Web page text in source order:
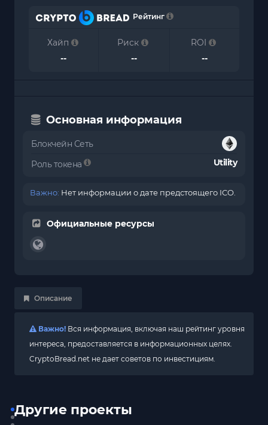
Рейтинг
Хайп
--
Риск
--
ROI
--
Основная информация
Блокчейн Сеть
Роль токена
Utility
Важно: Нет информации о дате предстоящего ICO.
Официальные ресурсы
Описание
Важно! Вся информация, включая наш рейтинг уровня
интереса, предоставляется в информационных целях.
CryptoBread.net не дает советов по инвестициям.
Другие проекты